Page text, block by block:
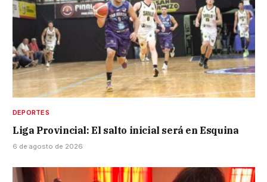
DEPORTES
Liga Provincial: El salto inicial será en Esquina
6 de agosto de 2026